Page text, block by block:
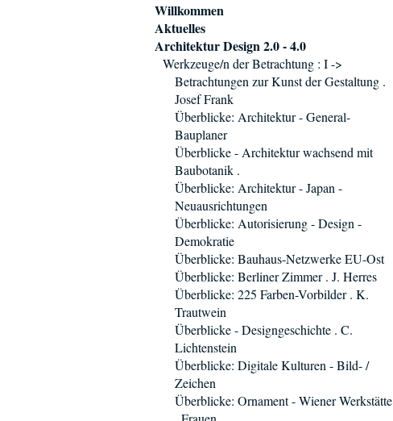
Navigation
überspringen
Willkommen
Aktuelles
Architektur Design 2.0 - 4.0
Werkzeuge/n der Betrachtung : I ->
Betrachtungen zur Kunst der Gestaltung .
Josef Frank
Überblicke: Architektur - General-
Bauplaner
Überblicke - Architektur wachsend mit
Baubotanik .
Überblicke: Architektur - Japan -
Neuausrichtungen
Überblicke: Autorisierung - Design -
Demokratie
Überblicke: Bauhaus-Netzwerke EU-Ost
Überblicke: Berliner Zimmer . J. Herres
Überblicke: 225 Farben-Vorbilder . K.
Trautwein
Überblicke - Designgeschichte . C.
Lichtenstein
Überblicke: Digitale Kulturen - Bild- /
Zeichen
Überblicke: Ornament - Wiener Werkstätte